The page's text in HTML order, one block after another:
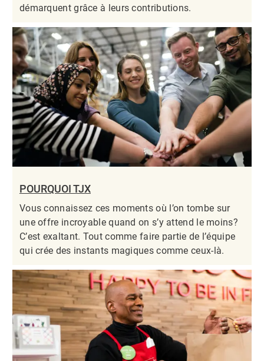
démarquent grâce à leurs contributions.​​​​​​​
POURQUOI TJX
Vous connaissez ces moments où l’on tombe sur
une offre incroyable quand on s’y attend le moins?
C’est exaltant. Tout comme faire partie de l’équipe
qui crée des instants magiques comme ceux-là.​​​​​​​